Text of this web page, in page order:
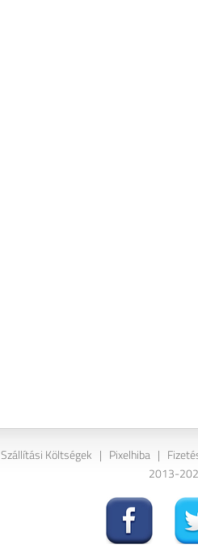
Szállítási Költségek | Pixelhiba |
2013-